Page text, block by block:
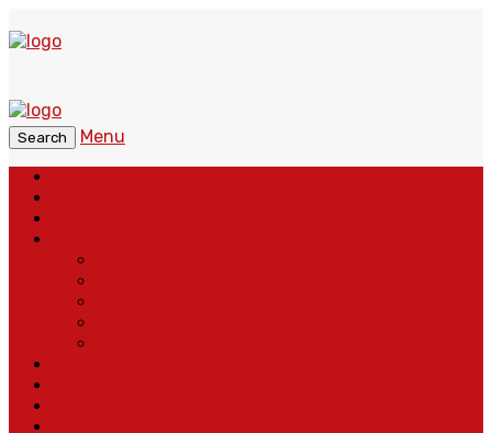
Search
Menu